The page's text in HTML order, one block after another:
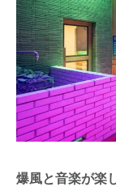
爆風と音楽が楽